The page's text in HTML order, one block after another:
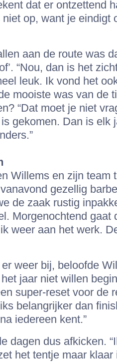
dat er ontzettend
op, want je eindigt
aan de route was
“Nou, dan is het
leuk. Ik vond het
mooiste was van de
“Dat moet je niet
gekomen. Dan is elk
Willems en zijn team
gezellig
de zaak rustig
Morgenochtend gaat
weer aan het werk.
weer bij, beloofde
jaar niet willen
super-reset voor de
belangrijker dan
iedereen kent.”
dagen dus afkicken.
het tentje maar klaar